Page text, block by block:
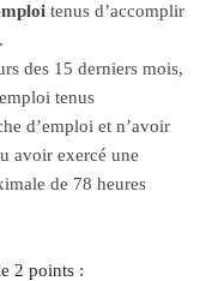
tenus d’accomplir
des 15 derniers mois,
tenus
d’emploi et n’avoir
avoir exercé une
de 78 heures
2 points :